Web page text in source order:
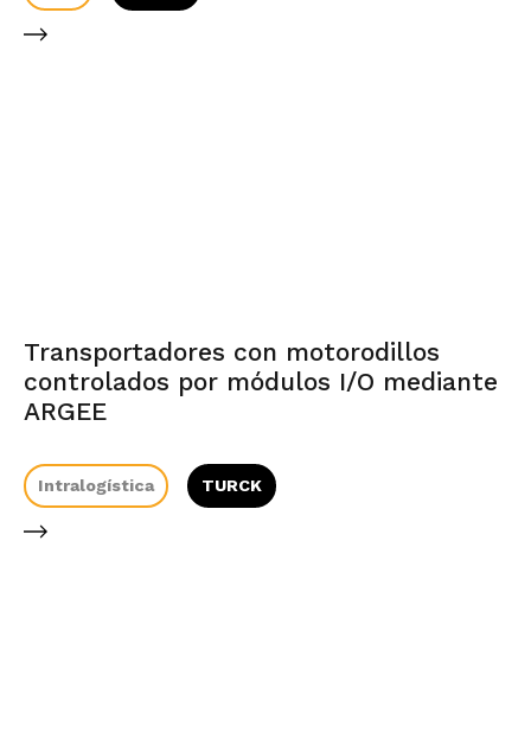
Transportadores con motorodillos
controlados por módulos I/O mediante
ARGEE
Intralogística TURCK